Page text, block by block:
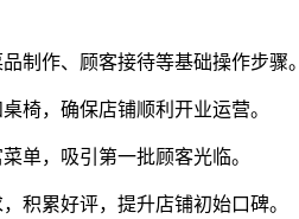
制作、顾客接待等基础操作步骤。
椅，确保店铺顺利开业运营。
单，吸引第一批顾客光临。
积累好评，提升店铺初始口碑。